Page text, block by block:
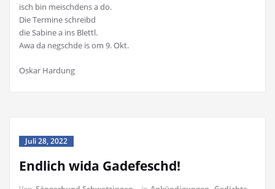
isch bin meischdens a do.
Die Termine schreibd
die Sabine a ins Blettl.
Awa da negschde is om 9. Okt.
Oskar Hardung
Juli 28, 2022
Endlich wida Gadefeschd!